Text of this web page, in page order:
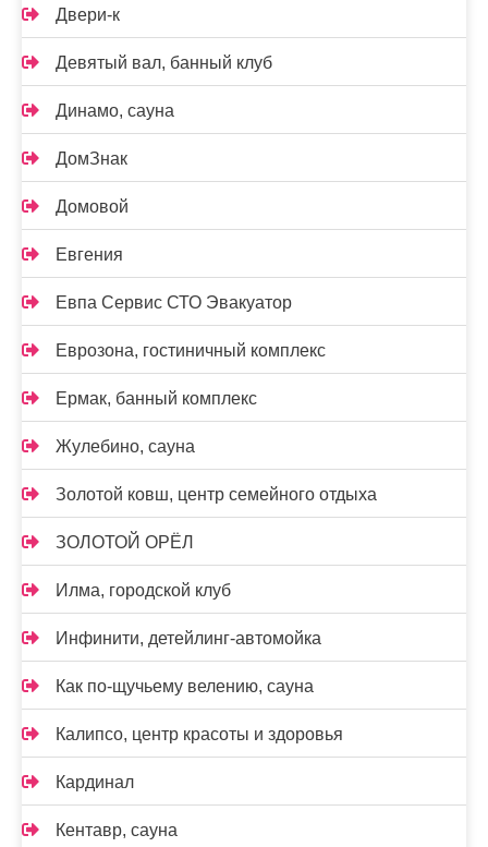
Двери-к
Девятый вал, банный клуб
Динамо, сауна
ДомЗнак
Домовой
Евгения
Евпа Сервис СТО Эвакуатор
Еврозона, гостиничный комплекс
Ермак, банный комплекс
Жулебино, сауна
Золотой ковш, центр семейного отдыха
ЗОЛОТОЙ ОРЁЛ
Илма, городской клуб
Инфинити, детейлинг-автомойка
Как по-щучьему велению, сауна
Калипсо, центр красоты и здоровья
Кардинал
Кентавр, сауна